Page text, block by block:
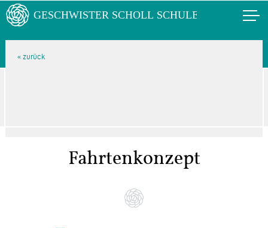
Fahrtenkonzept